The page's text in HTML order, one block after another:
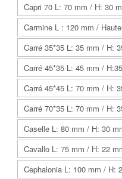
Capri 70 L: 70 mm / H: 30
Carmine L : 120 mm /
Carré 35*35 L: 35 mm / H:
Carré 45*35 L: 45 mm /
Carré 45*45 L: 70 mm / H:
Carré 70*35 L: 70 mm / H:
Caselle L: 80 mm / H: 30
Cavallo L: 75 mm / H: 22
Cephalonia L: 100 mm / H: